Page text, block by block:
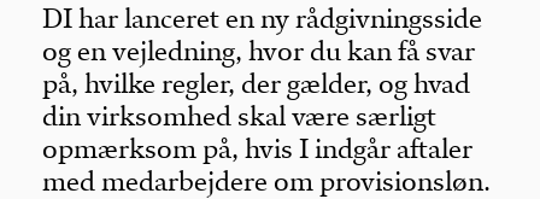
DI har lanceret en ny rådgivningsside
og en vejledning, hvor du kan få svar
på, hvilke regler, der gælder, og hvad
din virksomhed skal være særligt
opmærksom på, hvis I indgår aftaler
med medarbejdere om provisionsløn.